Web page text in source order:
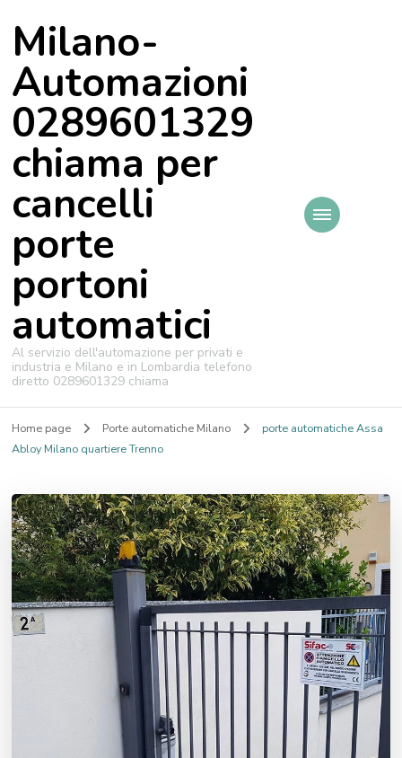
Milano-
Automazioni
0289601329
chiama per
cancelli
porte
portoni
automatici
Al servizio dell'automazione per privati e
industria e Milano e in Lombardia telefono
diretto 0289601329 chiama
Home page Porte automatiche Milano
porte automatiche Assa
Abloy Milano quartiere Trenno